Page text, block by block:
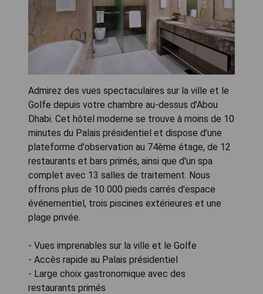
Admirez des vues spectaculaires sur la ville et le
Golfe depuis votre chambre au-dessus d'Abou
Dhabi. Cet hôtel moderne se trouve à moins de 10
minutes du Palais présidentiel et dispose d'une
plateforme d'observation au 74ème étage, de 12
restaurants et bars primés, ainsi que d'un spa
complet avec 13 salles de traitement. Nous
offrons plus de 10 000 pieds carrés d'espace
événementiel, trois piscines extérieures et une
plage privée.
- Vues imprenables sur la ville et le Golfe
- Accès rapide au Palais présidentiel
- Large choix gastronomique avec des
restaurants primés